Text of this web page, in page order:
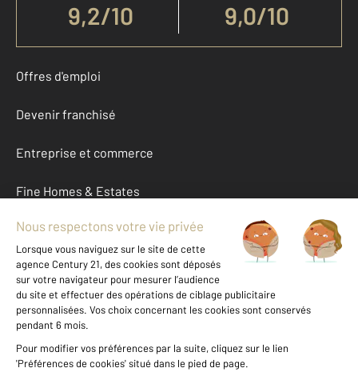
9,2/10 9,0/10
Offres d'emploi
Devenir franchisé
Entreprise et commerce
Fine Homes & Estates
À propos
International
Nous contacter